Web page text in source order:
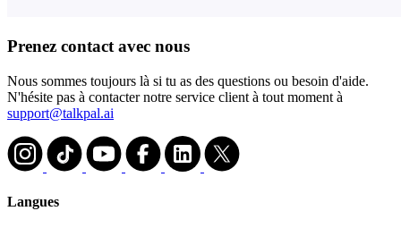
Prenez contact avec nous
Nous sommes toujours là si tu as des questions ou besoin d'aide.
N'hésite pas à contacter notre service client à tout moment à
support@talkpal.ai
Langues